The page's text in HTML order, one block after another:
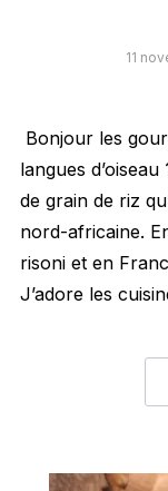
11
Bonjour les
langues
de grain de riz
nord-africaine.
risoni et en
J’adore les